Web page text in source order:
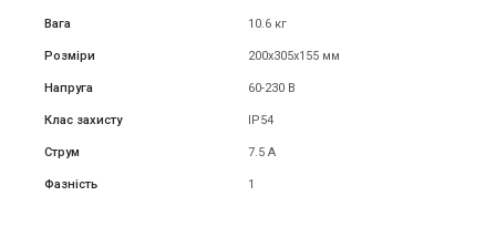
Вага 10.6 кг
Розміри 200х305х155 мм
Напруга 60-230 В
Клас захисту IP54
Струм 7.5 А
Фазність 1